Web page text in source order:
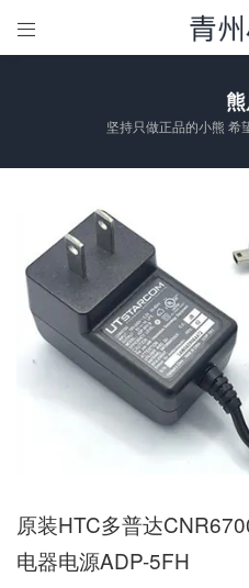

坚持只做正品的小熊 希
原装HTC多普达
电器电源ADP-5FH